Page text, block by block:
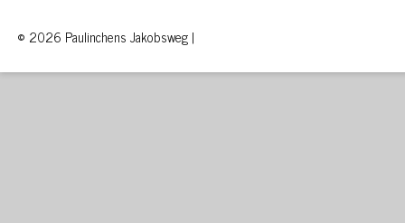
© 2026 Paulinchens Jakobsweg |